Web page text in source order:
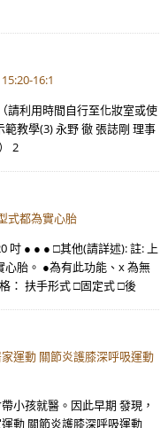
16:1
請利用時間自行至化妝室或使
教學(3) 永野 徹 張誌剛 理事
2
式都為實心胎
吋 ● ● ● □其他(請詳述): 註: 上
心胎。 ●為有此功能、x 為無
： 扶手形式 □固定式 □後
運動 關節炎護膝深呼吸運動
小孩就醫。因此早期 發現，
動 關節炎護膝深呼吸運動